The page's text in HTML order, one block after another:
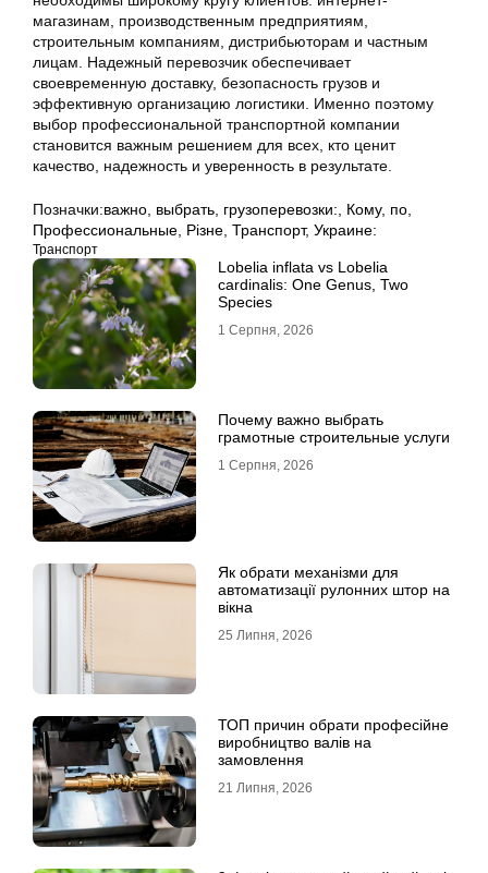
магазинам, производственным предприятиям,
строительным компаниям, дистрибьюторам и частным
лицам. Надежный перевозчик обеспечивает
своевременную доставку, безопасность грузов и
эффективную организацию логистики. Именно поэтому
выбор профессиональной транспортной компании
становится важным решением для всех, кто ценит
качество, надежность и уверенность в результате.
Позначки:важно, выбрать, грузоперевозки:, Кому, по,
Профессиональные, Різне, Транспорт, Украине:
Транспорт
Lobelia inflata vs Lobelia
cardinalis: One Genus, Two
Species
1 Серпня, 2026
Почему важно выбрать
грамотные строительные услуги
1 Серпня, 2026
Як обрати механізми для
автоматизації рулонних штор на
вікна
25 Липня, 2026
ТОП причин обрати професійне
виробництво валів на
замовлення
21 Липня, 2026